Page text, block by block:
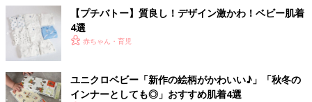
【プチバトー】質良し！デザイン激かわ！ベビー肌着
4選
赤ちゃん・育児
ユニクロベビー「新作の絵柄がかわいい♪」「秋冬の
インナーとしても◎」おすすめ肌着4選